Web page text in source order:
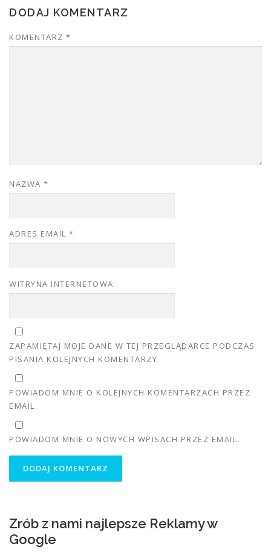
DODAJ KOMENTARZ
KOMENTARZ *
NAZWA *
ADRES EMAIL *
WITRYNA INTERNETOWA
ZAPAMIĘTAJ MOJE DANE W TEJ PRZEGLĄDARCE PODCZAS
PISANIA KOLEJNYCH KOMENTARZY.
POWIADOM MNIE O KOLEJNYCH KOMENTARZACH PRZEZ
EMAIL.
POWIADOM MNIE O NOWYCH WPISACH PRZEZ EMAIL.
Zrób z nami najlepsze Reklamy w
Google